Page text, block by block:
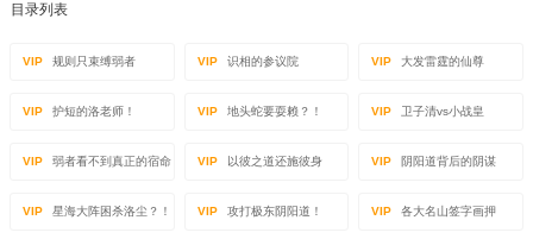
目录列表
VIP 规则只束缚弱者 VIP 识相的参议院 VIP 大发雷霆的仙尊
VIP 护短的洛老师！ VIP 地头蛇要耍赖？！ VIP 卫子清vs小战皇
VIP 弱者看不到真正的宿命 VIP 以彼之道还施彼身 VIP 阴阳道背后的阴谋
VIP 星海大阵困杀洛尘？！ VIP 攻打极东阴阳道！ VIP 各大名山签字画押